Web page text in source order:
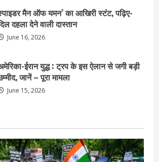
मैन ऑफ यमन’ का आखिरी स्टंट, पढ़िए-
दहला देने वाली दास्तान
June 16, 2026
ईरान युद्ध : ट्रप के इस ऐलान से जगी बड़ी
जानें – पूरा मामला
June 15, 2026